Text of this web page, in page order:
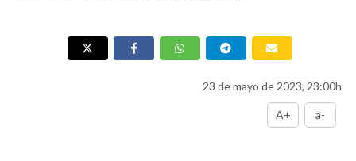
23 de mayo de 2023, 23:00h
A+ a-